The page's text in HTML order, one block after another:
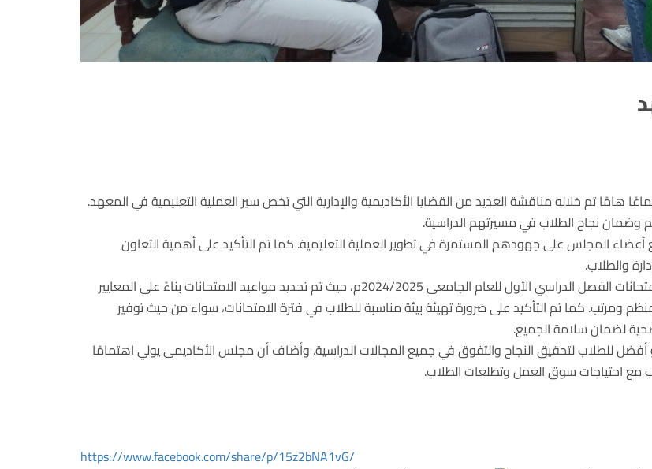
هامًا تم خلاله مناقشة العديد من القضايا الأكاديمية والإدارية التي تخص سير العملية التعليمية في المعهد.
وضمان نجاح الطلاب في مسيرتهم الدراسية.
المجلس على جهودهم المستمرة في تطوير العملية التعليمية. كما تم التأكيد على أهمية التعاون
والطلاب.
من أبرز القرارات التي تم اتخاذها خلال الاجتماع هو اعتماد جدول امتحانات الفصل الدراسي الأول للعام الجامعى 2024/2025م، حيث تم تحديد مواعيد الامتحانات بناءً على المعايير
ومرتب. كما تم التأكيد على ضرورة تهيئة بيئة مناسبة للطلاب في فترة الامتحانات، سواء من حيث توفير
لضمان سلامة الجميع.
للطلاب لتحقيق النجاح والتفوق في جميع المجالات الدراسية. وأضاف أن مجلس الأكاديمى يولي اهتمامًا
مع احتياجات سوق العمل وتطلعات الطلاب.
https://www.facebook.com/share/p/15z2bNA1vG/